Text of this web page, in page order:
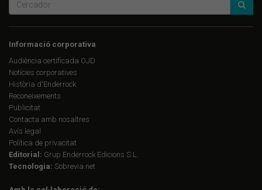
Informació corporativa
Audiència certificada OJD
Notícies corporatives
Història d'Enderrock
Reconeixements
Publicitat
Contacta amb nosaltres
Avís legal
Política de privacitat
Editorial: Grup Enderrock Edicions S.L.
Tecnologia: Sobrevia.net